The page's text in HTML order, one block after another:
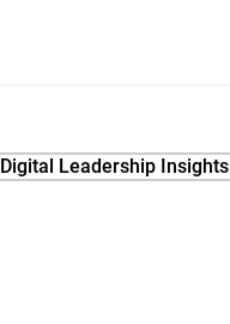
Digital Leadership Insights